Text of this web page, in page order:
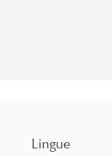
Lingue